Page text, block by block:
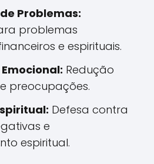
Problemas:
problemas
e espirituais.
Redução
preocupações.
Defesa contra
e
espiritual.